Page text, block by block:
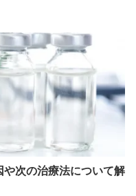
次の治療法について解